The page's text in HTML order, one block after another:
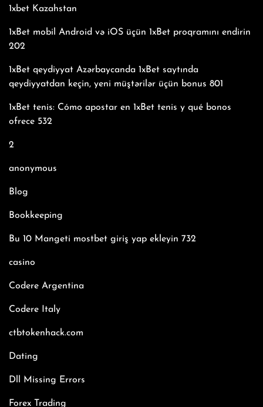
1xbet Kazahstan
1xBet mobil Android və iOS üçün 1xBet proqramını endirin
202
1xBet qeydiyyat Azərbaycanda 1xBet saytında
qeydiyyatdan keçin, yeni müştərilər üçün bonus 801
1xBet tenis: Cómo apostar en 1xBet tenis y qué bonos
ofrece 532
2
anonymous
Blog
Bookkeeping
Bu 10 Mangeti mostbet giriş yap ekleyin 732
casino
Codere Argentina
Codere Italy
ctbtokenhack.com
Dating
Dll Missing Errors
Forex Trading